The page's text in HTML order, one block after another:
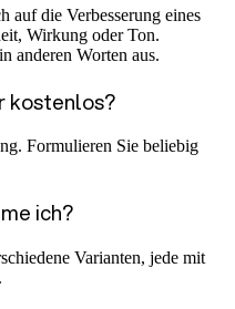
auf die Verbesserung eines
Wirkung oder Ton.
anderen Worten aus.
kostenlos?
Formulieren Sie beliebig
ich?
Varianten, jede mit